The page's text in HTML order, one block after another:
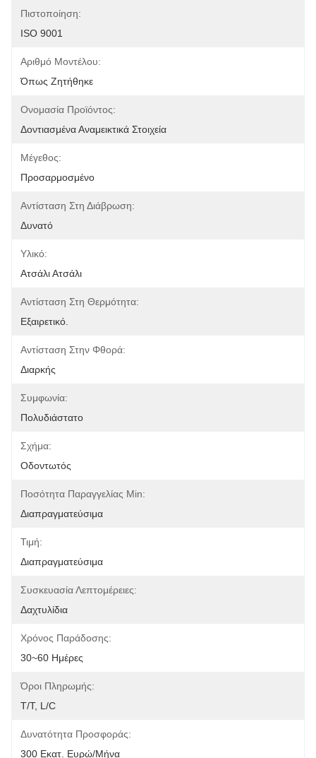
Πιστοποίηση:
ISO 9001
Αριθμό Μοντέλου:
Όπως Ζητήθηκε
Ονομασία Προϊόντος:
Δοντιασμένα Αναμεικτικά Στοιχεία
Μέγεθος:
Προσαρμοσμένο
Αντίσταση Στη Διάβρωση:
Δυνατό
Υλικό:
Ατσάλι Ατσάλι
Αντίσταση Στη Θερμότητα:
Εξαιρετικό.
Αντίσταση Στην Φθορά:
Διαρκής
Συμφωνία:
Πολυδιάστατο
Σχήμα:
Οδοντωτός
Ποσότητα Παραγγελίας Min:
Διαπραγματεύσιμα
Τιμή:
Διαπραγματεύσιμα
Συσκευασία Λεπτομέρειες:
Δαχτυλίδια
Χρόνος Παράδοσης:
30~60 Ημέρες
Όροι Πληρωμής:
T/T, L/C
Δυνατότητα Προσφοράς:
300 Εκατ. Ευρώ/μήνα